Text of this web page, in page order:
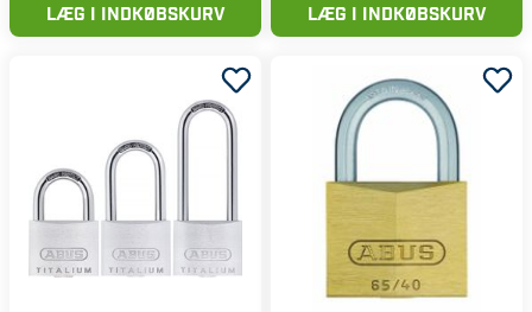
LÆG I INDKØBSKURV LÆG I INDKØBSKURV